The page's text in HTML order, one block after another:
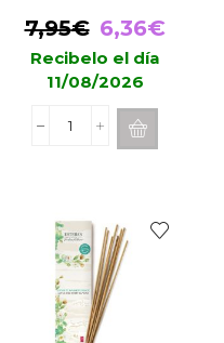
7,95€ El
precio
original
era:
7,95€.
6,36€El
Recibelo el día
11/08/2026
Incienso
ESTEBAN
Citron
Vert
cantidad